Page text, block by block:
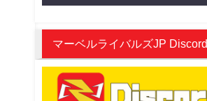
マーベルライバルズJP Discord